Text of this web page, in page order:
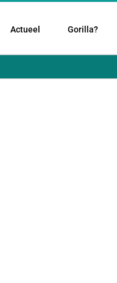
Actueel Gorilla?